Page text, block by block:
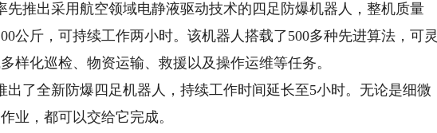
推出采用航空领域电静液驱动技术的四足防爆机器人，整机质量
公斤，可持续工作两小时。该机器人搭载了500多种先进算法，可灵
样化巡检、物资运输、救援以及操作运维等任务。
了全新防爆四足机器人，持续工作时间延长至5小时。无论是细微
业，都可以交给它完成。